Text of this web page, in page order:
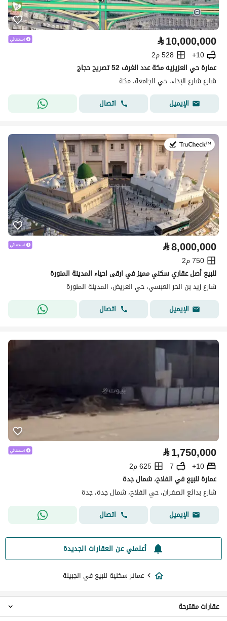
⃁10,000,000
10+
528 م2
عمارة حي العزيزيه مكة عدد الغرف 52 تصريح حجاج
شارع شارع الإخاء، حي الجامعة، مكة
الإيميل
اتصال
في:16 يوليو 2026
⃁8,000,000
750 م2
للبيع أصل عقاري سكني مميز في ارقى احياء المدينة المنورة
شارع زيد بن الحر العبسي، حي العريض، المدينة المنورة
الإيميل
اتصال
⃁1,750,000
10+
7
625 م2
عمارة للبيع في الفلاح، شمال جدة
شارع بدائع الصفران، حي الفلاح، شمال جدة، جدة
الإيميل
اتصال
أعلمني عن العقارات الجديدة
عمائر سكنية للبيع في الجبيلة
عقارات مقترحة